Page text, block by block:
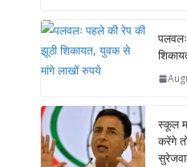
at
s
A
p
e
b
k
er
n
स्कूल
करेंगे